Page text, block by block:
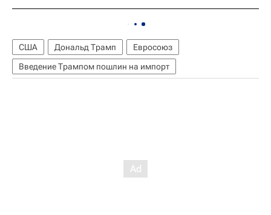
США Дональд Трамп
Евросоюз
Введение Трампом пошлин на импорт